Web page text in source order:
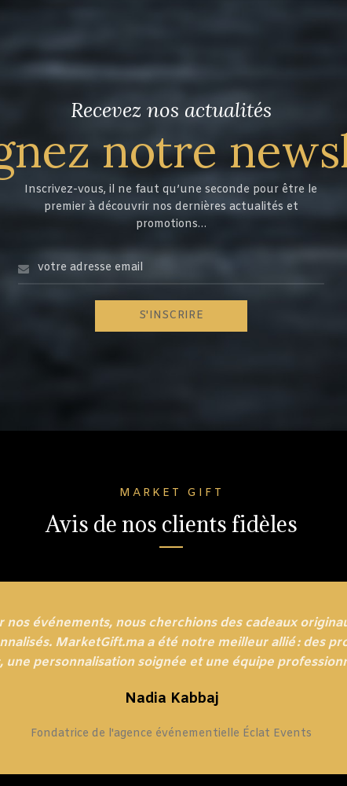
Recevez nos actualités
notre
Inscrivez-vous, il ne faut qu’une seconde pour être le
premier à découvrir nos dernières actualités et
promotions…
MARKET GIFT
Avis de nos clients fidèles
nos événements, nous cherchions des cadeaux
MarketGift.ma a été notre meilleur allié : des
une personnalisation soignée et une équipe
Nadia Kabbaj
Fondatrice de l'agence événementielle Éclat Events